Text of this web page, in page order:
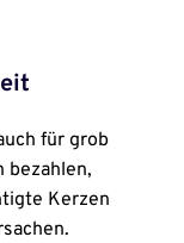
für grob
bezahlen,
Kerzen